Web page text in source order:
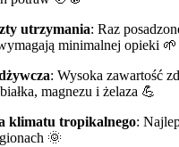
utrzymania: Raz
minimalnej opieki 🌱
: Wysoka zawartość
magnezu i żelaza 💪
klimatu tropikalnego:
🌞